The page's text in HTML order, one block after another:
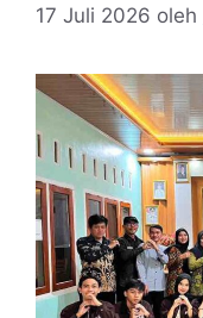
17 Juli 2026 oleh